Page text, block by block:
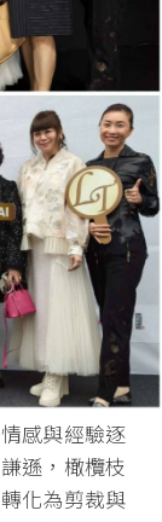
感與經驗逐
遜，橄欖枝
化為剪裁與